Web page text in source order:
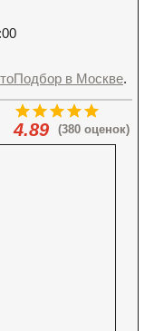
в Москве.
(380 оценок)
4.89